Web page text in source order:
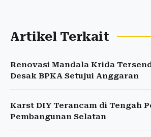
Artikel Terkait
Renovasi Mandala Krida
Desak BPKA Setujui Anggaran
Karst DIY Terancam di Tengah
Pembangunan Selatan